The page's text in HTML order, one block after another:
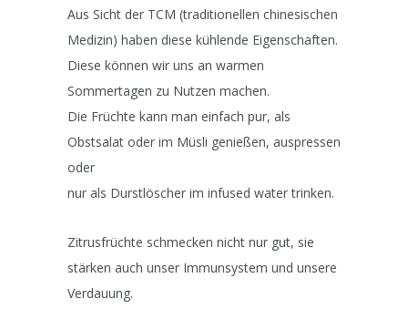
Aus Sicht der TCM (traditionellen chinesischen
Medizin) haben diese kühlende Eigenschaften.
Diese können wir uns an warmen
Sommertagen zu Nutzen machen.
Die Früchte kann man einfach pur, als
Obstsalat oder im Müsli genießen, auspressen
oder
nur als Durstlöscher im infused water trinken.
Zitrusfrüchte schmecken nicht nur gut, sie
stärken auch unser Immunsystem und unsere
Verdauung.